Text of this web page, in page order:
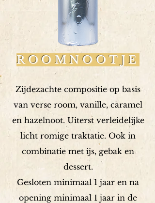
ROOMNOOTJE
Zijdezachte compositie op basis
van verse room, vanille, caramel
en hazelnoot. Uiterst verleidelijke
licht romige traktatie. Ook in
combinatie met ijs, gebak en
dessert.
Gesloten minimaal 1 jaar en na
opening minimaal 1 jaar in de